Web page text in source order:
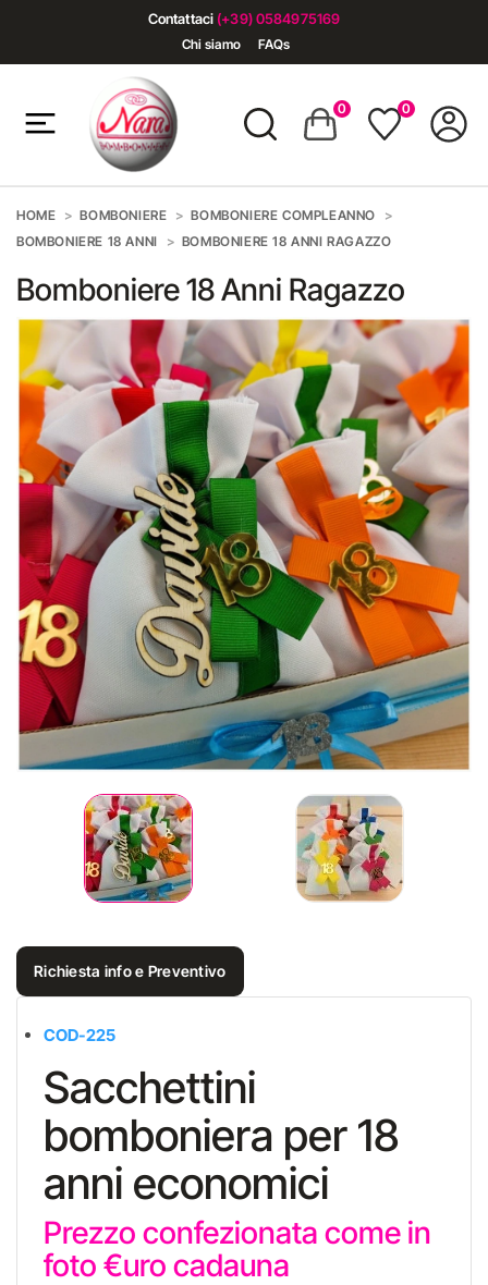
Contattaci (+39) 0584975169
Chi siamo FAQs
0 0
HOME BOMBONIERE
BOMBONIERE COMPLEANNO
BOMBONIERE 18 ANNI
BOMBONIERE 18 ANNI RAGAZZO
Bomboniere 18 Anni Ragazzo
Richiesta info e Preventivo
COD-225
Sacchettini
bomboniera per 18
anni economici
Prezzo confezionata come in
foto €uro cadauna